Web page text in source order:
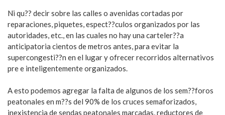
Ni qu?? decir sobre las calles o avenidas cortadas por
reparaciones, piquetes, espect??culos organizados por las
autoridades, etc., en las cuales no hay una carteler??a
anticipatoria cientos de metros antes, para evitar la
supercongesti??n en el lugar y ofrecer recorridos alternativos
pre e inteligentemente organizados.
A esto podemos agregar la falta de algunos de los sem??foros
peatonales en m??s del 90% de los cruces semaforizados,
inexistencia de sendas peatonales marcadas, reductores de